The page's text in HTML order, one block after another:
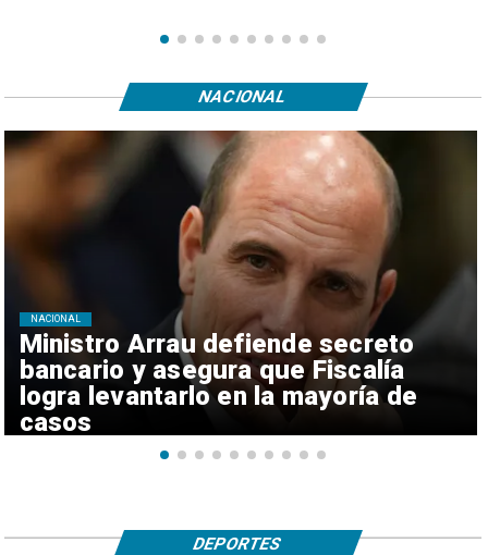
Ministro Arrau defiende secreto
bancario y asegura que Fiscalía
logra levantarlo en la mayoría de
casos
NACIONAL
NACIONAL
DEPORTES